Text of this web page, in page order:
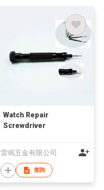
Watch Repair
Screwdriver
雷鳴五金有限公司
查詢